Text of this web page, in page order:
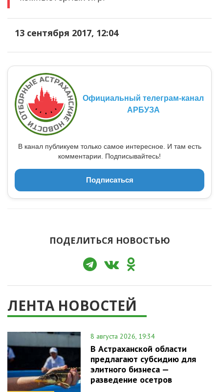
13 сентября 2017, 12:04
Официальный телеграм-канал
АРБУЗА
В канал публикуем только самое интересное. И там есть
комментарии. Подписывайтесь!
Подписаться
ПОДЕЛИТЬСЯ НОВОСТЬЮ
ЛЕНТА НОВОСТЕЙ
8 августа 2026, 19:34
В Астраханской области
предлагают субсидию для
элитного бизнеса —
разведение осетров